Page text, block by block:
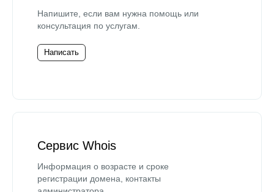
Напишите, если вам нужна помощь или
консультация по услугам.
Написать
Сервис Whois
Информация о возрасте и сроке
регистрации домена, контакты